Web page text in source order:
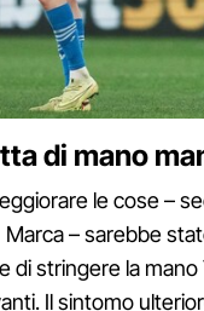
di mano
le cose –
– sarebbe
di stringere la
Il sintomo